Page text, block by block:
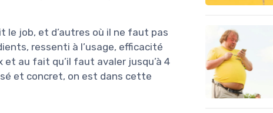
le job, et d’autres où il ne faut pas
ressenti à l’usage, efficacité
au fait qu’il faut avaler jusqu’à 4
et concret, on est dans cette